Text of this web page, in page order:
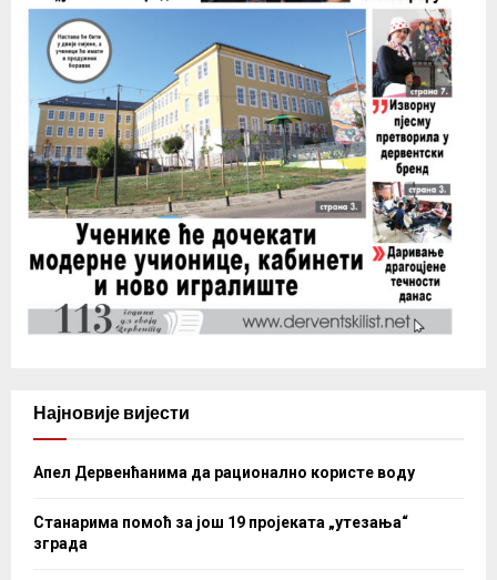
Најновије вијести
Апел Дервенћанима да рационално користе воду
Станарима помоћ за још 19 пројеката „утезања“
зграда